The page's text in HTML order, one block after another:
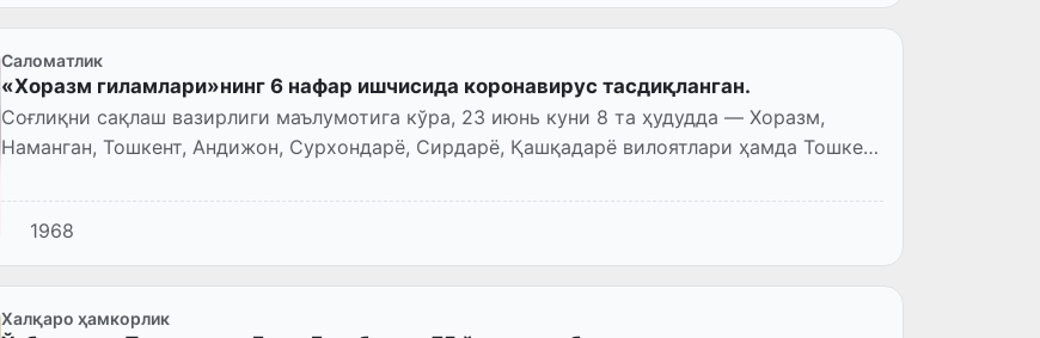
Саломатлик
«Хоразм гиламлари»нинг 6 нафар ишчисида коронавирус тасдиқланган.
Соғлиқни сақлаш вазирлиги маълумотига кўра, 23 июнь куни 8 та ҳудудда — Хоразм,
Наманган, Тошкент, Андижон, Сурхондарё, Сирдарё, Қашқадарё вилоятлари ҳамда Тошкент
1968
Халқаро ҳамкорлик